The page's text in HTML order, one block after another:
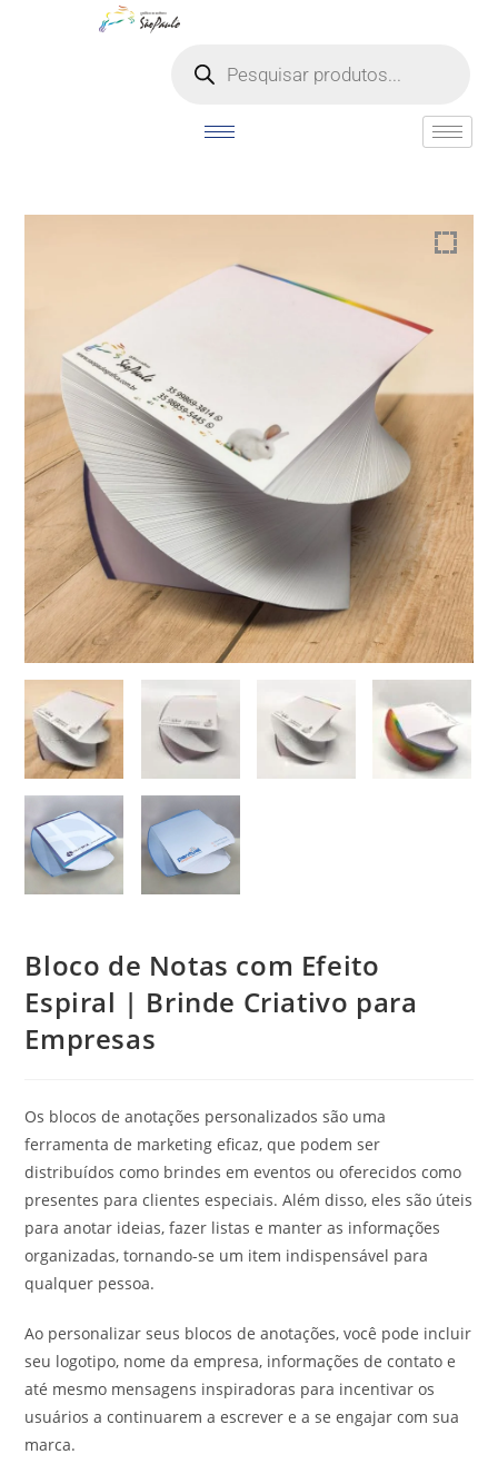
Bloco de Notas com Efeito
Espiral | Brinde Criativo para
Empresas
Os blocos de anotações personalizados são uma
ferramenta de marketing eficaz, que podem ser
distribuídos como brindes em eventos ou oferecidos como
presentes para clientes especiais. Além disso, eles são úteis
para anotar ideias, fazer listas e manter as informações
organizadas, tornando-se um item indispensável para
qualquer pessoa.
Ao personalizar seus blocos de anotações, você pode incluir
seu logotipo, nome da empresa, informações de contato e
até mesmo mensagens inspiradoras para incentivar os
usuários a continuarem a escrever e a se engajar com sua
marca.